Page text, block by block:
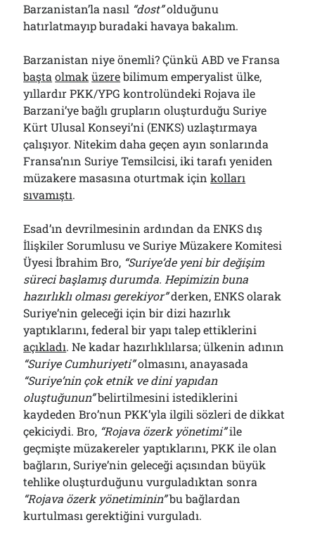
Barzanistan’la nasıl “dost”olduğunu
hatırlatmayıp buradaki havaya bakalım.
Barzanistan niye önemli? Çünkü ABD ve Fransa
başta olmak üzerebilimum emperyalist ülke,
yıllardır PKK/YPG kontrolündeki Rojava ile
Barzani’ye bağlı grupların oluşturduğu Suriye
Kürt Ulusal Konseyi’ni (ENKS) uzlaştırmaya
çalışıyor. Nitekim daha geçen ayın sonlarında
Fransa’nın Suriye Temsilcisi, iki tarafı yeniden
müzakere masasına oturtmak içinkolları
sıvamıştı.
Esad’ın devrilmesinin ardından da ENKS dış
İlişkiler Sorumlusu ve Suriye Müzakere Komitesi
Üyesi İbrahim Bro, “Suriye’de yeni bir değişim
süreci başlamış durumda. Hepimizin buna
hazırlıklı olması gerekiyor”derken, ENKS olarak
Suriye’nin geleceği için bir dizi hazırlık
yaptıklarını, federal bir yapı talep ettiklerini
açıkladı. Ne kadar hazırlıklılarsa; ülkenin adının
“Suriye Cumhuriyeti”olmasını, anayasada
“Suriye’nin çok etnik ve dini yapıdan
oluştuğunun”belirtilmesini istediklerini
kaydeden Bro’nun PKK’yla ilgili sözleri de dikkat
çekiciydi. Bro, “Rojava özerk yönetimi”ile
geçmişte müzakereler yaptıklarını, PKK ile olan
bağların, Suriye’nin geleceği açısından büyük
tehlike oluşturduğunu vurguladıktan sonra
“Rojava özerk yönetiminin”bu bağlardan
kurtulması gerektiğini vurguladı.